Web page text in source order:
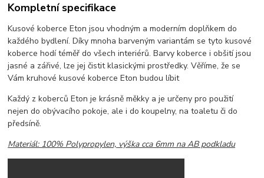
Kompletní specifikace
Kusové koberce Eton jsou vhodným a moderním doplňkem do
každého bydlení. Díky mnoha barveným variantám se tyto kusové
koberce hodí téměř do všech interiérů. Barvy koberce i obšití jsou
jasné a zářivé, lze jej čistit klasickými prostředky. Věříme, že se
Vám kruhové kusové koberce Eton budou líbit
Každý z koberců Eton je krásně měkky a je určeny pro použití
nejen do obývacího pokoje, ale i do koupelny, na toaletu či do
předsíně.
Materiál: 100% Polypropylen, výška cca 6mm na AB podkladu